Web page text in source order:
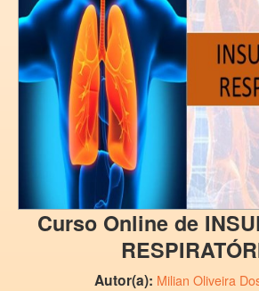
Curso Online de
Autor(a): Milian Oliveira